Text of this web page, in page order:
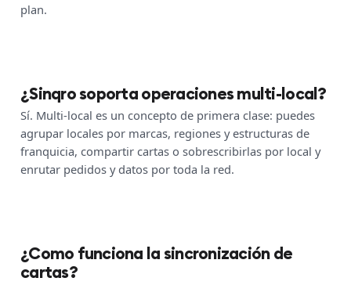
plan.
¿Sinqro soporta operaciones multi-local?
Sí. Multi-local es un concepto de primera clase: puedes
agrupar locales por marcas, regiones y estructuras de
franquicia, compartir cartas o sobrescribirlas por local y
enrutar pedidos y datos por toda la red.
¿Como funciona la sincronización de
cartas?